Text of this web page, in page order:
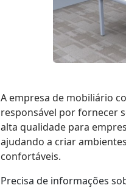
A empresa de mobiliário
responsável por fornecer
alta qualidade para
ajudando a criar
confortáveis.
Precisa de informações